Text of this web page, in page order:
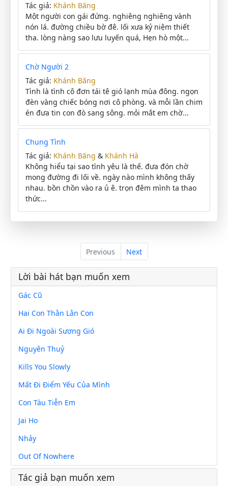
Tác giả: Khánh Băng
Một người con gái đứng. nghiêng nghiêng vành
nón lá. đường chiều bờ đê. lối xưa kỷ niệm thiết
tha. lòng nàng sao lưu luyến quá, Hẹn hò một...
Chờ Người 2
Tác giả: Khánh Băng
Tình là tình cô đơn tái tê gió lạnh mùa đông. ngọn
đèn vàng chiếc bóng nơi cô phòng. và mỗi lần chim
én đưa tin con đò sang sông. mỏi mắt em chờ...
Chung Tình
Tác giả: Khánh Băng & Khánh Hà
Không hiểu tại sao tình yêu là thế. đưa đón chờ
mong đường đi lối về. ngày nào mình không thấy
nhau. bồn chồn vào ra ủ ê. trọn đêm mình ta thao
thức...
Previous Next
Lời bài hát bạn muốn xem
Gác Cũ
Hai Con Thằn Lằn Con
Ai Đi Ngoài Sương Gió
Nguyên Thuỷ
Kills You Slowly
Mất Đi Điểm Yếu Của Mình
Con Tàu Tiễn Em
Jai Ho
Nhảy
Out Of Nowhere
Tác giả bạn muốn xem